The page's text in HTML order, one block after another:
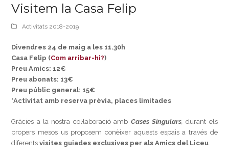
Visitem la Casa Felip
Activitats 2018-2019
Divendres 24 de maig a les 11.30h
Casa Felip (Com arribar-hi?)
Preu Amics: 12€
Preu abonats: 13€
Preu públic general: 15€
*Activitat amb reserva prèvia, places limitades
Gràcies a la nostra col·laboració amb Cases Singulars, durant els
propers mesos us proposem conèixer aquests espais a través de
diferentsvisites guiades exclusives per als Amics del Liceu